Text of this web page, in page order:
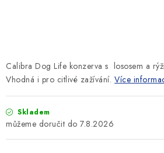
Calibra Dog Life konzerva s lososem a
Vhodná i pro citlivé zažívání. Více
Skladem
7.8.2026